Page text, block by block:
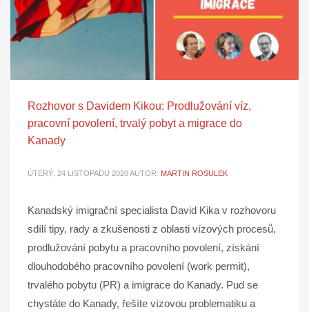
Rozhovor s Davidem Kikou: Prodlužování víz,
pracovní povolení, trvalý pobyt a migrace do
Kanady
ÚTERÝ, 24 LISTOPADU 2020AUTOR: MARTIN ROSULEK
Kanadský imigrační specialista David Kika v rozhovoru
sdílí tipy, rady a zkušenosti z oblasti vízových procesů,
prodlužování pobytu a pracovního povolení, získání
dlouhodobého pracovního povolení (work permit),
trvalého pobytu (PR) a imigrace do Kanady. Pud se
chystáte do Kanady, řešíte vízovou problematiku a